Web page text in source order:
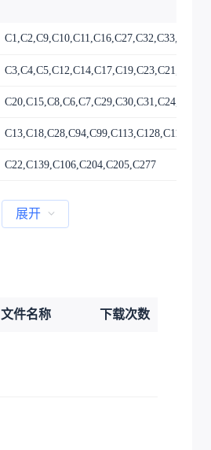
C22,C139,C106,C204,C205,C277
展开
文件名称 下载次数